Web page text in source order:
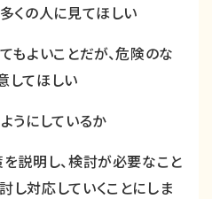
くの人に見てほしい
もよいことだが、危険のな
してほしい
うにしているか
説明し、検討が必要なこと
し対応していくことにしま